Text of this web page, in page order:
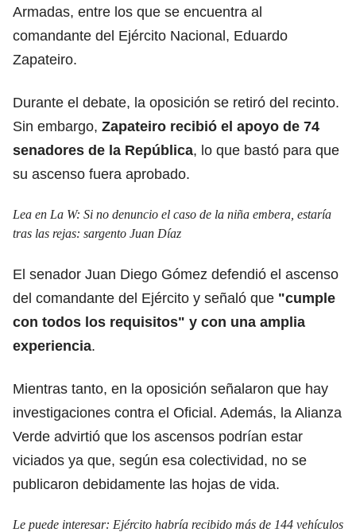
Armadas, entre los que se encuentra al
comandante del Ejército Nacional, Eduardo
Zapateiro.
Durante el debate, la oposición se retiró del recinto.
Sin embargo, Zapateiro recibió el apoyo de 74
senadores de la República, lo que bastó para que
su ascenso fuera aprobado.
Lea en La W: Si no denuncio el caso de la niña embera, estaría
tras las rejas: sargento Juan Díaz
El senador Juan Diego Gómez defendió el ascenso
del comandante del Ejército y señaló que "cumple
con todos los requisitos" y con una amplia
experiencia.
Mientras tanto, en la oposición señalaron que hay
investigaciones contra el Oficial. Además, la Alianza
Verde advirtió que los ascensos podrían estar
viciados ya que, según esa colectividad, no se
publicaron debidamente las hojas de vida.
Le puede interesar: Ejército habría recibido más de 144 vehículos